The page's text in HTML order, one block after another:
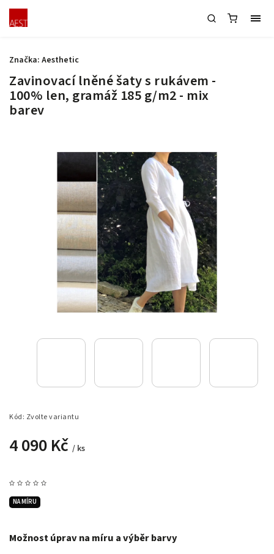
Zavinovací lněné šaty s rukávem -
100% len, gramáž 185 g/m2 - mix
barev
Kód: Zvolte variantu
4 090 Kč / ks
NA MÍRU
Možnost úprav na míru a výběr barvy
Značka: Aesthetic